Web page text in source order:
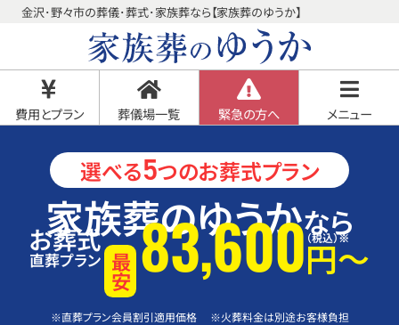
金沢･野々市の葬儀･葬式･家族葬なら【家族葬のゆうか】
費用とプラン 葬儀場一覧 緊急の方へ メニュー
選べる5つのお葬式プラン
家族葬のゆうかなら
お葬式
直葬プラン 最安 83,600円〜
（税込）※
※直葬プラン会員割引適用価格 ※火葬料金は別途お客様負担